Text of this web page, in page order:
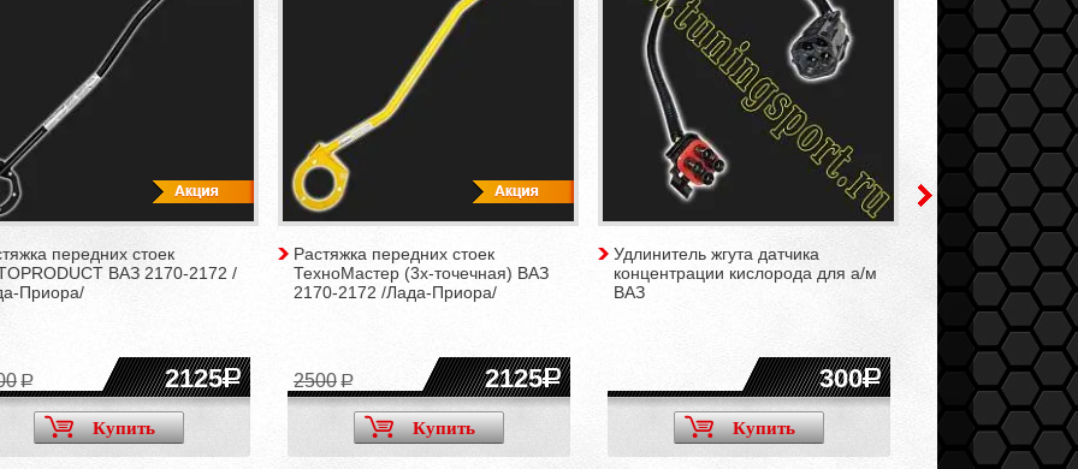
передних стоек
ВАЗ 2170-2172 /
Приора/
2125
Купить
Растяжка передних стоек
ТехноМастер (3х-точечная) ВАЗ
2170-2172 /Лада-Приора/
2125
2500
Купить
Удлинитель жгута датчика
концентрации кислорода для а/м
ВАЗ
300
Купить
Комплект
коллектора